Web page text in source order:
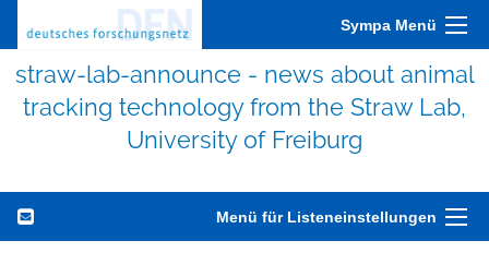
Sympa Menü
straw-lab-announce - news about animal
tracking technology from the Straw Lab,
University of Freiburg
Menü für Listeneinstellungen